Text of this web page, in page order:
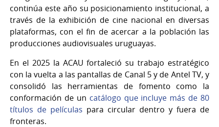
continúa este año su posicionamiento institucional, a
través de la exhibición de cine nacional en diversas
plataformas, con el fin de acercar a la población las
producciones audiovisuales uruguayas.
En el 2025 la ACAU fortaleció su trabajo estratégico
con la vuelta a las pantallas de Canal 5 y de Antel TV, y
consolidó las herramientas de fomento como la
conformación de un catálogo que incluye más de 80
títulos de películas para circular dentro y fuera de
fronteras.